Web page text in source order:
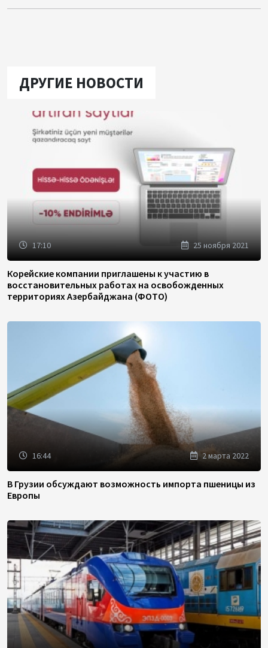
ДРУГИЕ НОВОСТИ
17:10 25 ноября 2021
Корейские компании приглашены к участию в
восстановительных работах на освобожденных
территориях Азербайджана (ФОТО)
16:44 2 марта 2022
В Грузии обсуждают возможность импорта пшеницы из
Европы